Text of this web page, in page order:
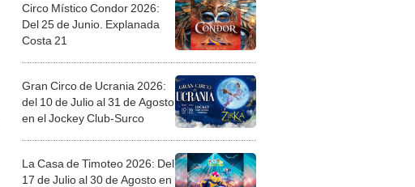
Circo Místico Condor 2026:
Del 25 de Junio. Explanada
Costa 21
Gran Circo de Ucrania 2026:
del 10 de Julio al 31 de Agosto
en el Jockey Club-Surco
La Casa de Timoteo 2026: Del
17 de Julio al 30 de Agosto en